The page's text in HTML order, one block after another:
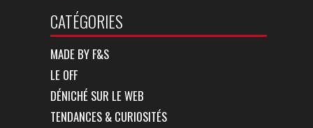
CATÉGORIES
MADE BY F&S
LE OFF
DÉNICHÉ SUR LE WEB
TENDANCES & CURIOSITÉS